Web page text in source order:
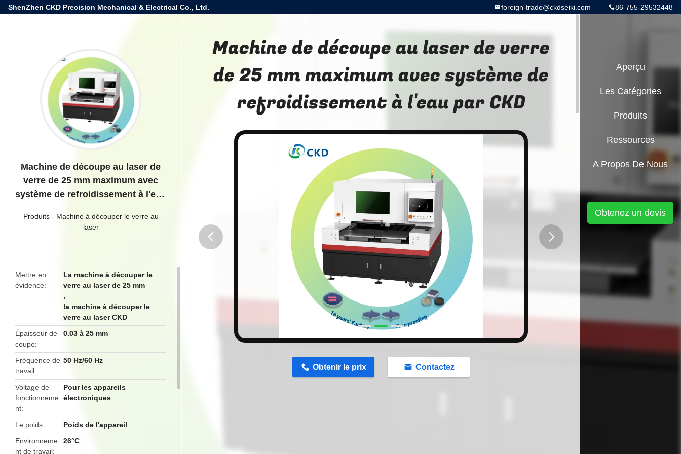
ShenZhen CKD Precision Mechanical & Electrical Co., Ltd. 86-755-29532448
foreign-trade@ckdseiki.com
Machine de découpe au laser de
verre de 25 mm maximum avec
système de refroidissement à l'eau
Produits- Machine à découper le verre au
laser
Mettre en
évidence
La machine à découper le
verre au laser de 25 mm
,
la machine à découper le
verre au laser CKD
Épaisseur de
coupe
0.03 à 25 mm
Fréquence de
travail
50 Hz/60 Hz
Voltage de
fonctionneme
nt
Pour les appareils
électroniques
Le poids
Poids de l'appareil
Environneme
nt de travail
26°C
Machine de découpe au laser de verre
de 25 mm maximum avec système de
refroidissement à l'eau par CKD
Obtenir le prix Contactez
Aperçu
Les Catégories
Produits
Ressources
A Propos De Nous
Obtenez un devis